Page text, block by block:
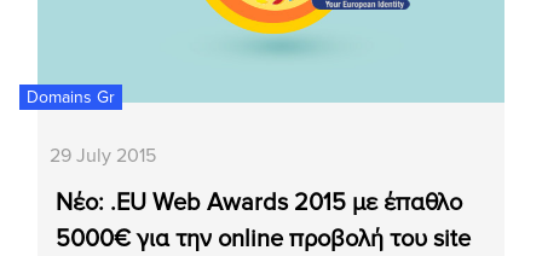
Domains Gr
29 July 2015
Νέο: .EU Web Awards 2015 με έπαθλο
5000€ για την online προβολή του site